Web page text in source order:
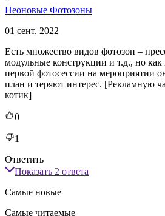
Неоновые Фотозоны
01 сент. 2022
Есть множество видов фотозон –
модульные конструкции и т.д., но
первой фотосессии на мероприятии
план и теряют интерес. [Рекламную
котик]
0
1
Ответить
Показать 2 ответа
Самые новые
Самые читаемые